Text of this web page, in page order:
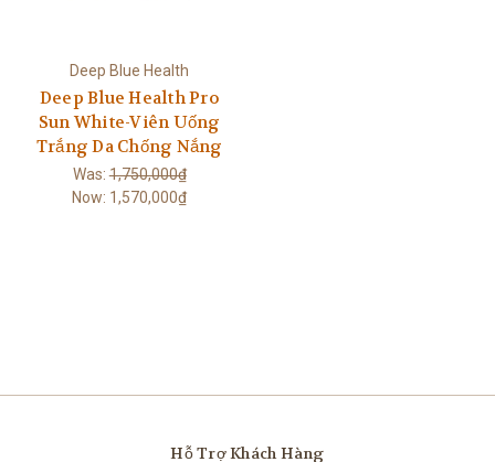
Deep Blue Health
Deep Blue Health Pro
Sun White-Viên Uống
Trắng Da Chống Nắng
Was:1,750,000₫
Now: 1,570,000₫
Hỗ Trợ Khách Hàng